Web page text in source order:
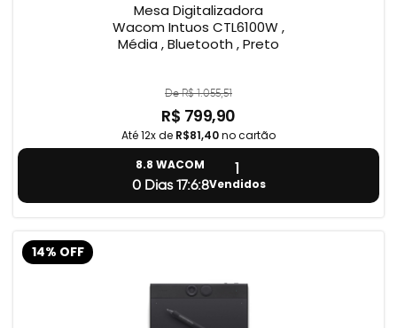
Mesa Digitalizadora
Wacom Intuos CTL6100W ,
Média , Bluetooth , Preto
De R$ 1.055,51
R$ 799,90
Até 12x de R$81,40no cartão
8.8 WACOM
0 Dias 17:6:7
1
Vendidos
14% OFF